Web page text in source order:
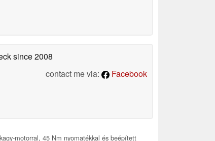
since 2008
contact me via:
Facebook
motorral, 45 Nm nyomatékkal és beépített